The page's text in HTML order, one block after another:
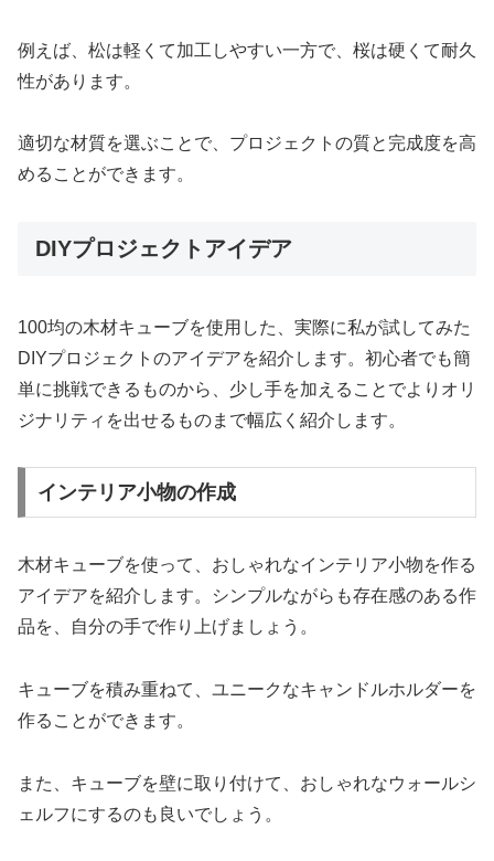
例えば、松は軽くて加工しやすい一方で、桜は硬くて耐久
性があります。
適切な材質を選ぶことで、プロジェクトの質と完成度を高
めることができます。
DIYプロジェクトアイデア
100均の木材キューブを使用した、実際に私が試してみた
DIYプロジェクトのアイデアを紹介します。初心者でも簡
単に挑戦できるものから、少し手を加えることでよりオリ
ジナリティを出せるものまで幅広く紹介します。
インテリア小物の作成
木材キューブを使って、おしゃれなインテリア小物を作る
アイデアを紹介します。シンプルながらも存在感のある作
品を、自分の手で作り上げましょう。
キューブを積み重ねて、ユニークなキャンドルホルダーを
作ることができます。
また、キューブを壁に取り付けて、おしゃれなウォールシ
ェルフにするのも良いでしょう。